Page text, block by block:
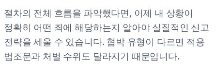
절차의 전체 흐름을 파악했다면, 이제 내 상황이
정확히 어떤 죄에 해당하는지 알아야 실질적인 신고
전략을 세울 수 있습니다. 협박 유형이 다르면 적용
법조문과 처벌 수위도 달라지기 때문입니다.